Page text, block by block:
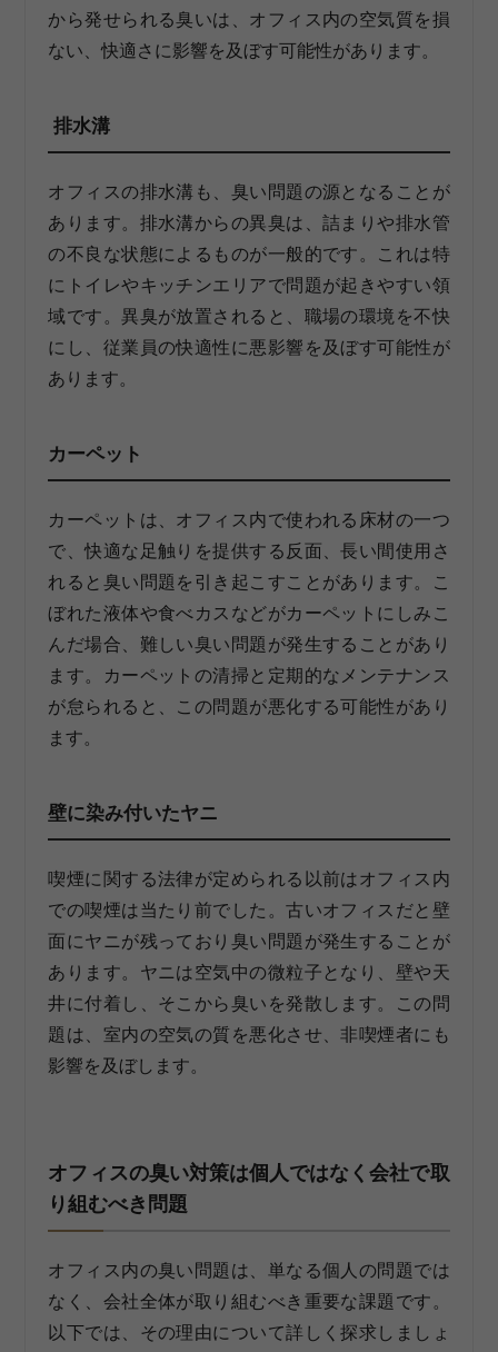
から発せられる臭いは、オフィス内の空気質を損
ない、快適さに影響を及ぼす可能性があります。
排水溝
オフィスの排水溝も、臭い問題の源となることが
あります。排水溝からの異臭は、詰まりや排水管
の不良な状態によるものが一般的です。これは特
にトイレやキッチンエリアで問題が起きやすい領
域です。異臭が放置されると、職場の環境を不快
にし、従業員の快適性に悪影響を及ぼす可能性が
あります。
カーペット
カーペットは、オフィス内で使われる床材の一つ
で、快適な足触りを提供する反面、長い間使用さ
れると臭い問題を引き起こすことがあります。こ
ぼれた液体や食べカスなどがカーペットにしみこ
んだ場合、難しい臭い問題が発生することがあり
ます。カーペットの清掃と定期的なメンテナンス
が怠られると、この問題が悪化する可能性があり
ます。
壁に染み付いたヤニ
喫煙に関する法律が定められる以前はオフィス内
での喫煙は当たり前でした。古いオフィスだと壁
面にヤニが残っており臭い問題が発生することが
あります。ヤニは空気中の微粒子となり、壁や天
井に付着し、そこから臭いを発散します。この問
題は、室内の空気の質を悪化させ、非喫煙者にも
影響を及ぼします。
オフィスの臭い対策は個人ではなく会社で取
り組むべき問題
オフィス内の臭い問題は、単なる個人の問題では
なく、会社全体が取り組むべき重要な課題です。
以下では、その理由について詳しく探求しましょ